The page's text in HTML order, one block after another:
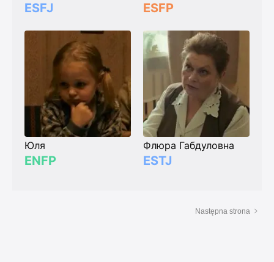
ESFJ ESFP
Юля
ENFP
Флюра Габдуловна
ESTJ
Następna strona